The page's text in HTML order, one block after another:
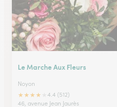
Le Marche Aux Fleurs
Noyon
★★★★
4.4 (512)
46, avenue Jean Jaurès